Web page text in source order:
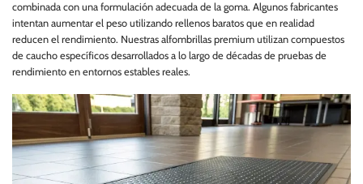
combinada con una formulación adecuada de la goma. Algunos fabricantes
intentan aumentar el peso utilizando rellenos baratos que en realidad
reducen el rendimiento. Nuestras alfombrillas premium utilizan compuestos
de caucho específicos desarrollados a lo largo de décadas de pruebas de
rendimiento en entornos estables reales.